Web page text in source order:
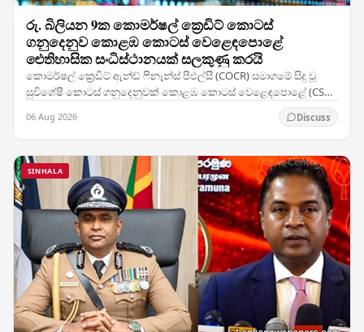
රු. බිලියන 9ක කොමර්ෂල් ක්‍රෙඩිට් කොටස්
ගනුදෙනුව කොළඹ කොටස් වෙළෙඳපොළේ
ඓතිහාසික සංධිස්ථානයක් සලකුණු කරයි
කොමර්ෂල් ක්‍රෙඩිට් ඇන්ඩ් ෆිනෑන්ස් පීඑල්සී (COCR) සමාගමේ සිදු වූ
සුවිශේෂී කොටස් ගනුදෙනුවක් කොළඹ කොටස් වෙළෙඳපොළේ (CSE)
06 Aug 2026 Discuss
SINHALA